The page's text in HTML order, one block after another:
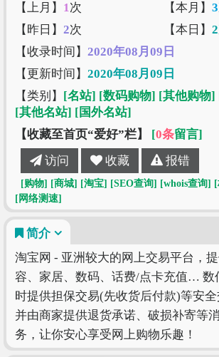
【上月】 1次 【本月】 3
【昨日】 2次 【本日】 2
【收录时间】 2020年08月09日
【更新时间】 2020年08月09日
【类别】 [名站] [数码购物] [其他购物]
[其他名站] [国外名站]
【收藏至首页“爱好”栏】
[0条留言]
访问 收藏 报错
[购物] [商城] [淘宝] [SEO查询] [whois查询]
[网络测速]
简介
淘宝网 - 亚洲较大的网上交易平台，
容、家居、数码、话费/点卡充值… 数
时提供担保交易(先收货后付款)等安全
并由商家提供退货承诺、破损补寄等
务，让你安心享受网上购物乐趣！